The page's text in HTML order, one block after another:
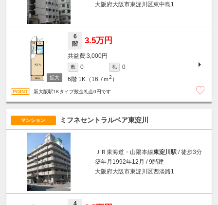
大阪府大阪市東淀川区東中島1
6
階
3.5万円
3,000円
敷 0 礼
0
6階 1K（16.7ｍ2 ）
新大阪駅1Kタイプ敷金礼金0円です
マンション ミフネセントラルベア東淀川
ＪＲ東海道・山陽本線東淀川駅 / 徒歩3分
築年月1992年12月 / 9階建
大阪府大阪市東淀川区西淡路1
4